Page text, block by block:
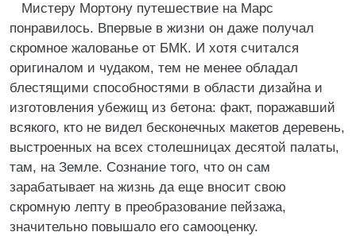
Мистеру Мортону путешествие на Марс
понравилось. Впервые в жизни он даже получал
скромное жалованье от БМК. И хотя считался
оригиналом и чудаком, тем не менее обладал
блестящими способностями в области дизайна и
изготовления убежищ из бетона: факт, поражавший
всякого, кто не видел бесконечных макетов деревень,
выстроенных на всех столешницах десятой палаты,
там, на Земле. Сознание того, что он сам
зарабатывает на жизнь да еще вносит свою
скромную лепту в преобразование пейзажа,
значительно повышало его самооценку.